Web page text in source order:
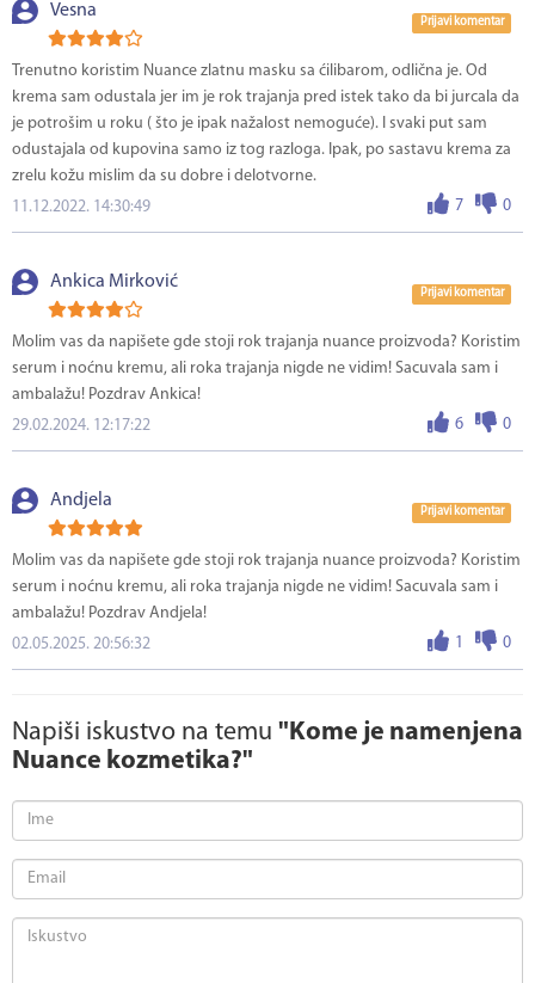
Vesna
Prijavi komentar
Trenutno koristim Nuance zlatnu masku sa ćilibarom, odlična je. Od
krema sam odustala jer im je rok trajanja pred istek tako da bi jurcala da
je potrošim u roku ( što je ipak nažalost nemoguće). I svaki put sam
odustajala od kupovina samo iz tog razloga. Ipak, po sastavu krema za
zrelu kožu mislim da su dobre i delotvorne.
7
0
11.12.2022. 14:30:49
Ankica Mirković
Prijavi komentar
Molim vas da napišete gde stoji rok trajanja nuance proizvoda? Koristim
serum i noćnu kremu, ali roka trajanja nigde ne vidim! Sacuvala sam i
ambalažu! Pozdrav Ankica!
6
0
29.02.2024. 12:17:22
Andjela
Prijavi komentar
Molim vas da napišete gde stoji rok trajanja nuance proizvoda? Koristim
serum i noćnu kremu, ali roka trajanja nigde ne vidim! Sacuvala sam i
ambalažu! Pozdrav Andjela!
1
0
02.05.2025. 20:56:32
Napiši iskustvo na temu "Kome je namenjena
Nuance kozmetika?"